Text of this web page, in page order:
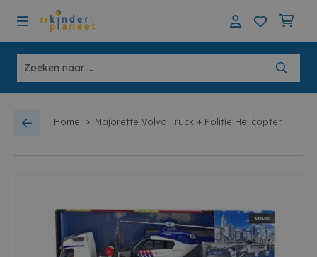
Home > Majorette Volvo Truck + Politie Helicopter